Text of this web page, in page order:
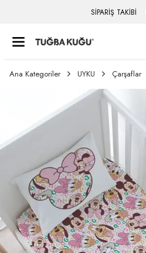
SİPARİŞ TAKİBİ
Ana Kategoriler UYKU Çarşaflar